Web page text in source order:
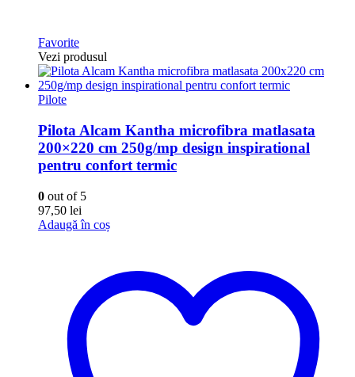
Favorite
Vezi produsul
Pilote
Pilota Alcam Kantha microfibra matlasata
200×220 cm 250g/mp design inspirational
pentru confort termic
0 out of 5
97,50 lei
Adaugă în coș